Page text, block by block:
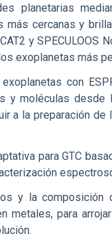
planetarias
más cercanas y
y SPECULOOS
exoplanetas más
con
y moléculas
a la preparación de
para GTC
y la
metales, para